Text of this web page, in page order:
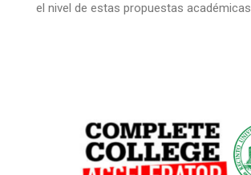
el nivel de estas propuestas